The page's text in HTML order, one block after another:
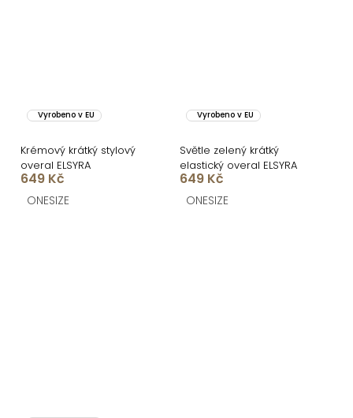
Vyrobeno v EU
Krémový krátký stylový
overal ELSYRA
649 Kč
ONESIZE
Vyrobeno v EU
Světle zelený krátký
elastický overal ELSYRA
649 Kč
ONESIZE